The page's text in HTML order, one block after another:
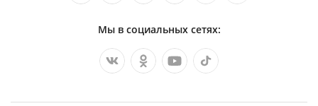
Мы в социальных сетях: